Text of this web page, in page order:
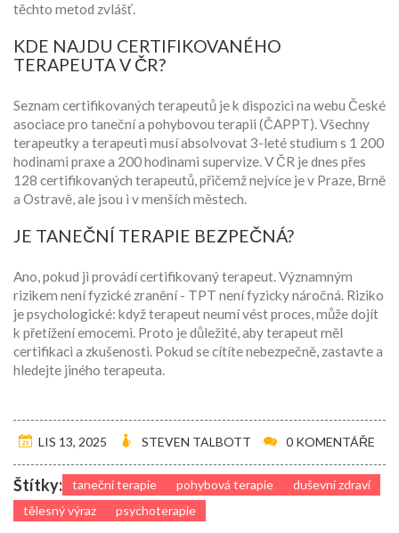
těchto metod zvlášť.
KDE NAJDU CERTIFIKOVANÉHO
TERAPEUTA V ČR?
Seznam certifikovaných terapeutů je k dispozici na webu České
asociace pro taneční a pohybovou terapii (ČAPPT). Všechny
terapeutky a terapeuti musí absolvovat 3-leté studium s 1 200
hodinami praxe a 200 hodinami supervize. V ČR je dnes přes
128 certifikovaných terapeutů, přičemž nejvíce je v Praze, Brně
a Ostravě, ale jsou i v menších městech.
JE TANEČNÍ TERAPIE BEZPEČNÁ?
Ano, pokud ji provádí certifikovaný terapeut. Významným
rizikem není fyzické zranění - TPT není fyzicky náročná. Riziko
je psychologické: když terapeut neumí vést proces, může dojít
k přetížení emocemi. Proto je důležité, aby terapeut měl
certifikaci a zkušenosti. Pokud se cítíte nebezpečně, zastavte a
hledejte jiného terapeuta.
LIS 13, 2025 STEVEN TALBOTT 0 KOMENTÁŘE
Štítky: taneční terapie pohybová terapie
duševní zdraví
tělesný výraz
psychoterapie